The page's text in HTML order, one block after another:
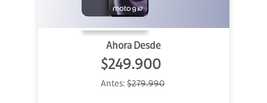
Ahora Desde
$249.900
Antes: $279.990